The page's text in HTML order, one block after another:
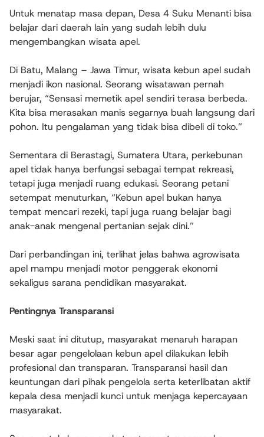
Untuk menatap masa depan, Desa 4 Suku Menanti bisa
belajar dari daerah lain yang sudah lebih dulu
mengembangkan wisata apel.
Di Batu, Malang – Jawa Timur, wisata kebun apel sudah
menjadi ikon nasional. Seorang wisatawan pernah
berujar, “Sensasi memetik apel sendiri terasa berbeda.
Kita bisa merasakan manis segarnya buah langsung dari
pohon. Itu pengalaman yang tidak bisa dibeli di toko.”
Sementara di Berastagi, Sumatera Utara, perkebunan
apel tidak hanya berfungsi sebagai tempat rekreasi,
tetapi juga menjadi ruang edukasi. Seorang petani
setempat menuturkan, “Kebun apel bukan hanya
tempat mencari rezeki, tapi juga ruang belajar bagi
anak-anak mengenal pertanian sejak dini.”
Dari perbandingan ini, terlihat jelas bahwa agrowisata
apel mampu menjadi motor penggerak ekonomi
sekaligus sarana pendidikan masyarakat.
Pentingnya Transparansi
Meski saat ini ditutup, masyarakat menaruh harapan
besar agar pengelolaan kebun apel dilakukan lebih
profesional dan transparan. Transparansi hasil dan
keuntungan dari pihak pengelola serta keterlibatan aktif
kepala desa menjadi kunci untuk menjaga kepercayaan
masyarakat.